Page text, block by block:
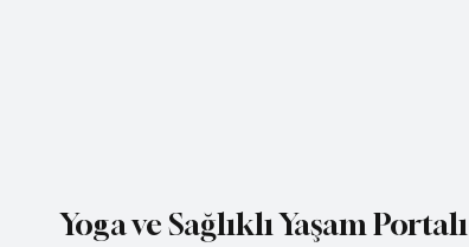
Yoga ve Sağlıklı Yaşam Portalı